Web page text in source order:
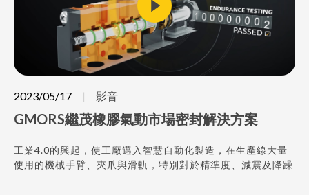
2023/05/17 影音
GMORS繼茂橡膠氣動市場密封解決方案
工業4.0的興起，使工廠邁入智慧自動化製造，在生產線大量
使用的機械手臂、夾爪與滑軌，特別對於精準度、減震及降躁